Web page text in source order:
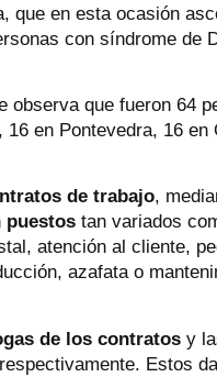
que en esta ocasión
con síndrome de
observa que fueron 64
en Pontevedra, 16
de trabajo,
puestos tan variados
atención al cliente,
azafata o
de los contratos y
Estos